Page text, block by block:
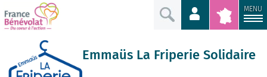
MENU
Emmaüs La Friperie Solidaire